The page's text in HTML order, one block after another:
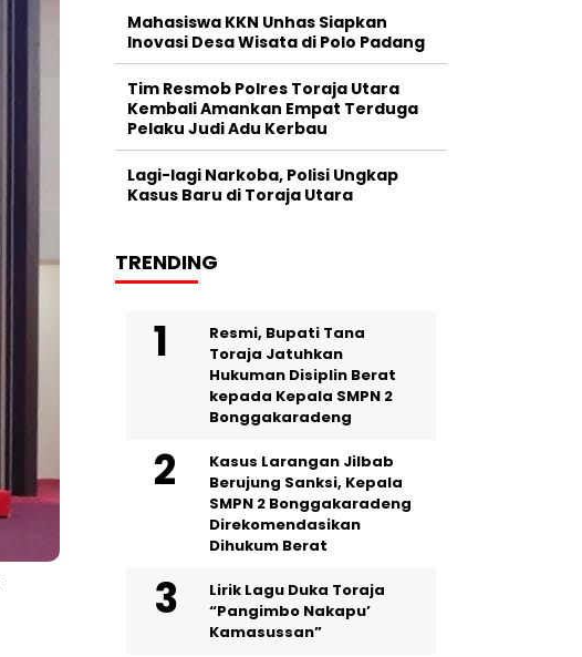
Mahasiswa KKN Unhas Siapkan
Inovasi Desa Wisata di Polo Padang
Tim Resmob Polres Toraja Utara
Kembali Amankan Empat Terduga
Pelaku Judi Adu Kerbau
Lagi-lagi Narkoba, Polisi Ungkap
Kasus Baru di Toraja Utara
TRENDING
Resmi, Bupati Tana
Toraja Jatuhkan
Hukuman Disiplin Berat
kepada Kepala SMPN 2
Bonggakaradeng
Kasus Larangan Jilbab
Berujung Sanksi, Kepala
SMPN 2 Bonggakaradeng
Direkomendasikan
Dihukum Berat
Lirik Lagu Duka Toraja
“Pangimbo Nakapu’
Kamasussan”